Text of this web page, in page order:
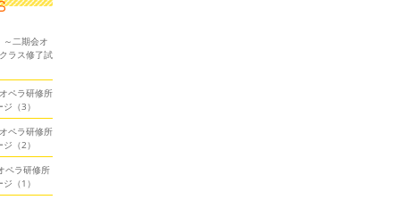
～二期会オ
ラス修了試
ペラ研修所
（3）
ペラ研修所
（2）
ペラ研修所
（1）